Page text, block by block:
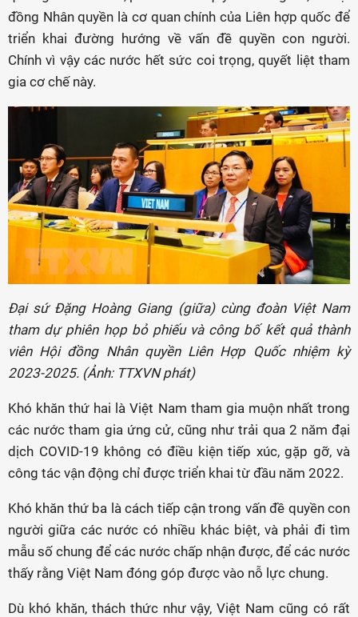
đồng Nhân quyền là cơ quan chính của Liên hợp quốc để
triển khai đường hướng về vấn đề quyền con người.
Chính vì vậy các nước hết sức coi trọng, quyết liệt tham
gia cơ chế này.
Đại sứ Đặng Hoàng Giang (giữa) cùng đoàn Việt Nam
tham dự phiên họp bỏ phiếu và công bố kết quả thành
viên Hội đồng Nhân quyền Liên Hợp Quốc nhiệm kỳ
2023-2025. (Ảnh: TTXVN phát)
Khó khăn thứ hai là Việt Nam tham gia muộn nhất trong
các nước tham gia ứng cử, cũng như trải qua 2 năm đại
dịch COVID-19 không có điều kiện tiếp xúc, gặp gỡ, và
công tác vận động chỉ được triển khai từ đầu năm 2022.
Khó khăn thứ ba là cách tiếp cận trong vấn đề quyền con
người giữa các nước có nhiều khác biệt, và phải đi tìm
mẫu số chung để các nước chấp nhận được, để các nước
thấy rằng Việt Nam đóng góp được vào nỗ lực chung.
Dù khó khăn, thách thức như vậy, Việt Nam cũng có rất